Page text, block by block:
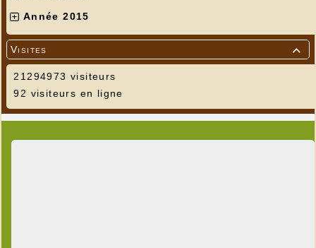
Année 2015

Visites
21294973 visiteurs
92 visiteurs en ligne